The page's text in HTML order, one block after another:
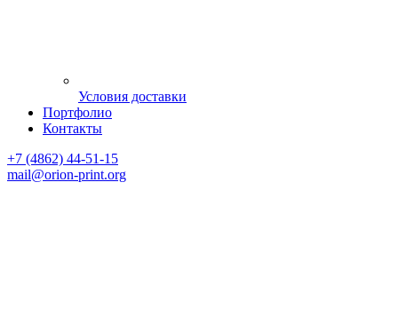
Условия доставки
Портфолио
Контакты
+7 (4862) 44-51-15
mail@orion-print.org